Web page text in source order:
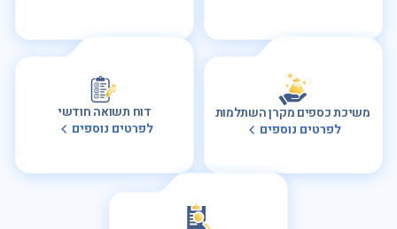
משיכת כספים מקרן השתלמות
לפרטים נוספים
דוח תשואה חודשי
לפרטים נוספים